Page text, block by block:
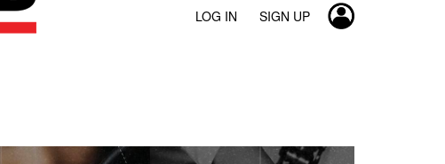
LOG IN SIGN UP